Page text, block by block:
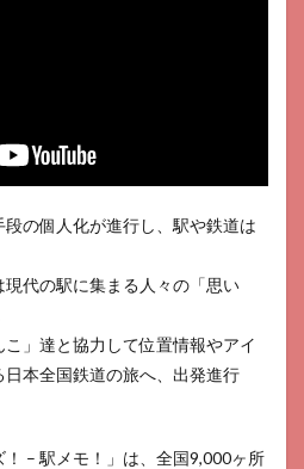
の個人化が進行し、駅や鉄道は
代の駅に集まる人々の「思い
」達と協力して位置情報やアイ
本全国鉄道の旅へ、出発進行
！ – 駅メモ！」は、全国9,000ヶ所